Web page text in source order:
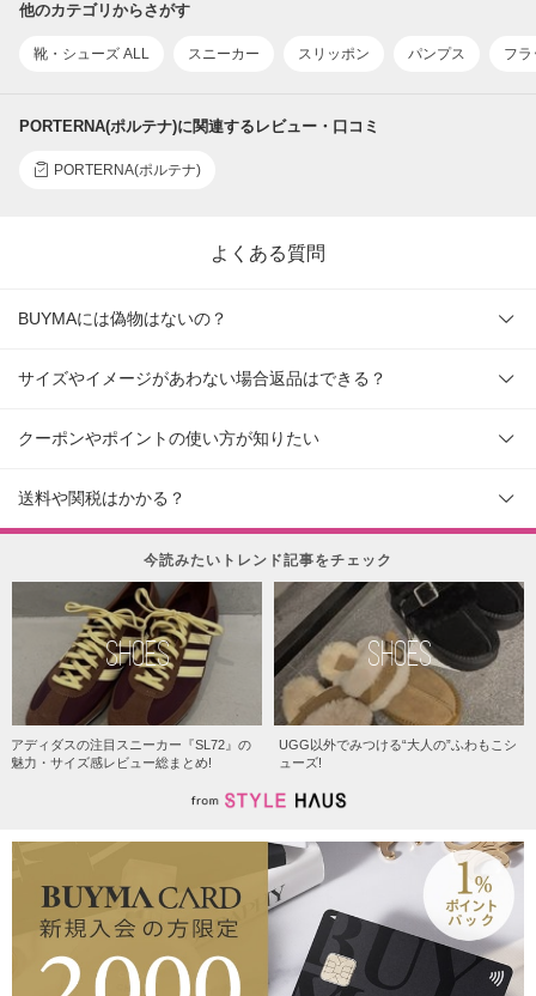
他のカテゴリからさがす
靴・シューズ ALL スニーカー スリッポン パンプス フ
PORTERNA(ポルテナ)に関連するレビュー・口コミ
PORTERNA(ポルテナ)
よくある質問
BUYMAには偽物はないの？
サイズやイメージがあわない場合返品はできる？
クーポンやポイントの使い方が知りたい
送料や関税はかかる？
今読みたいトレンド記事をチェック
SHOES
アディダスの注目スニーカー『SL72』の
魅力・サイズ感レビュー総まとめ!
SHOES
UGG以外でみつける“大人の”ふわもこシ
ューズ!